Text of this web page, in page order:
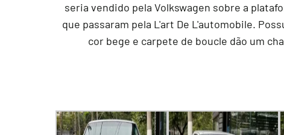
seria vendido pela Volkswagen sobre a
que passaram pela L'art De L'automobile.
cor bege e carpete de boucle dão um